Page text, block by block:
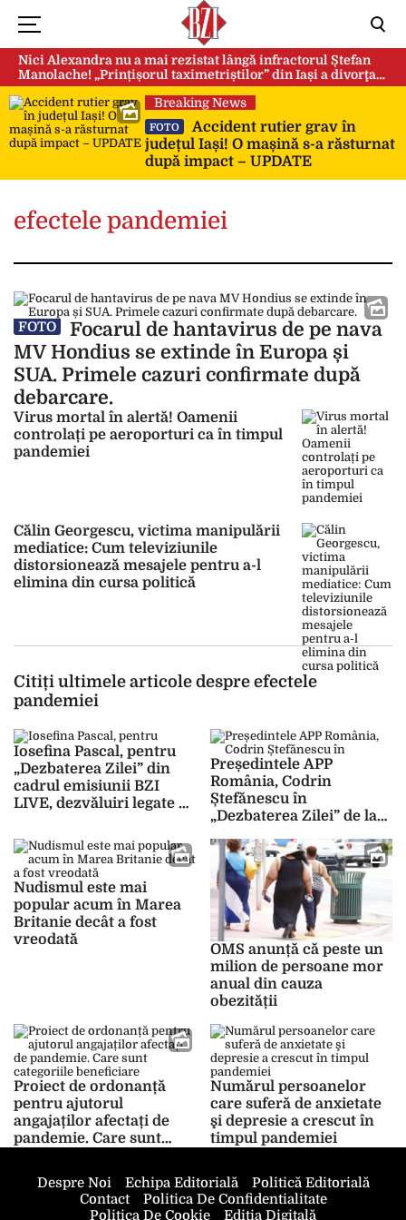
Nici Alexandra nu a mai rezistat lângă infractorul Ștefan
Manolache! „Prințișorul taximetriștilor” din Iași a divorţat
după doi ani de căsnicie
Breaking News
FOTO
Accident rutier grav în
județul Iași! O mașină s-a răsturnat
după impact – UPDATE
efectele pandemiei
FOTO
Focarul de hantavirus de pe nava
MV Hondius se extinde în Europa și
SUA. Primele cazuri confirmate după
debarcare.
Virus mortal în alertă! Oamenii
controlați pe aeroporturi ca în timpul
pandemiei
Călin Georgescu, victima manipulării
mediatice: Cum televiziunile
distorsionează mesajele pentru a-l
elimina din cursa politică
Citiți ultimele articole despre efectele
pandemiei
Iosefina Pascal, pentru
„Dezbaterea Zilei” din
cadrul emisiunii BZI
LIVE, dezvăluiri legate de
din vremea pandemiei
de COVID-19
Președintele APP
România, Codrin
Ștefănescu în
„Dezbaterea Zilei” de la
ÎCCJ legată de
certificatul COVID-19 și
abuzurile din pandemie
Nudismul este mai
popular acum în Marea
Britanie decât a fost
vreodată
OMS anunță că peste un
milion de persoane mor
anual din cauza
obezității
Proiect de ordonanță
pentru ajutorul
angajaților afectați de
pandemie. Care sunt
Numărul persoanelor
care suferă de anxietate
şi depresie a crescut în
timpul pandemiei
Despre Noi Echipa Editorială
Politică Editorială
Contact
Politica De Confidentialitate
Politica De Cookie
Ediția Digitală